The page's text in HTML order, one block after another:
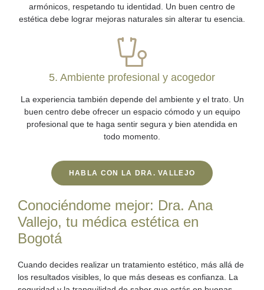
armónicos, respetando tu identidad. Un buen centro de
estética debe lograr mejoras naturales sin alterar tu esencia.
5. Ambiente profesional y acogedor
La experiencia también depende del ambiente y el trato. Un
buen centro debe ofrecer un espacio cómodo y un equipo
profesional que te haga sentir segura y bien atendida en
todo momento.
HABLA CON LA DRA. VALLEJO
Conociéndome mejor: Dra. Ana
Vallejo, tu médica estética en
Bogotá
Cuando decides realizar un tratamiento estético, más allá de
los resultados visibles, lo que más deseas es confianza. La